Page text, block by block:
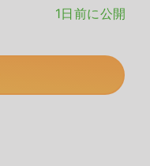
1日前に公開